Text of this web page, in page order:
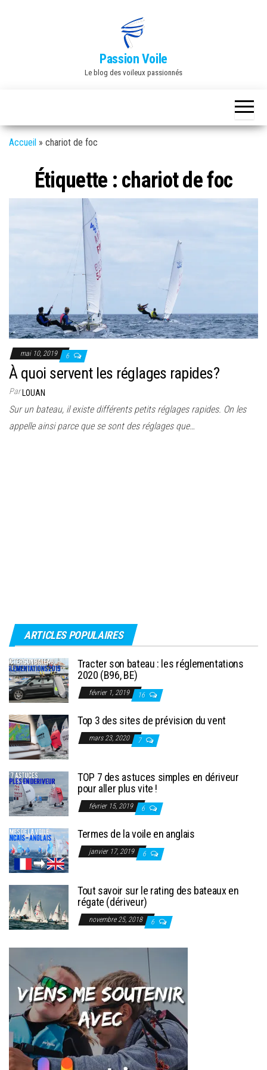
Passion Voile
Le blog des voileux passionnés
Accueil » chariot de foc
Étiquette : chariot de foc
mai 10, 2019 6
À quoi servent les réglages rapides?
ParLOUAN
Sur un bateau, il existe différents petits réglages rapides. On les
appelle ainsi parce que se sont des réglages que…
ARTICLES POPULAIRES
Tracter son bateau : les réglementations
2020 (B96, BE)
février 1, 2019 16
Top 3 des sites de prévision du vent
mars 23, 2020 7
TOP 7 des astuces simples en dériveur
pour aller plus vite !
février 15, 2019 6
Termes de la voile en anglais
janvier 17, 2019 6
Tout savoir sur le rating des bateaux en
régate (dériveur)
novembre 25, 2018 6